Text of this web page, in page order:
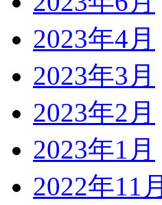
2023年4月
2023年3月
2023年2月
2023年1月
2022年11月